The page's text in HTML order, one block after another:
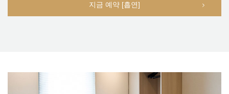
지금 예약 [흡연]